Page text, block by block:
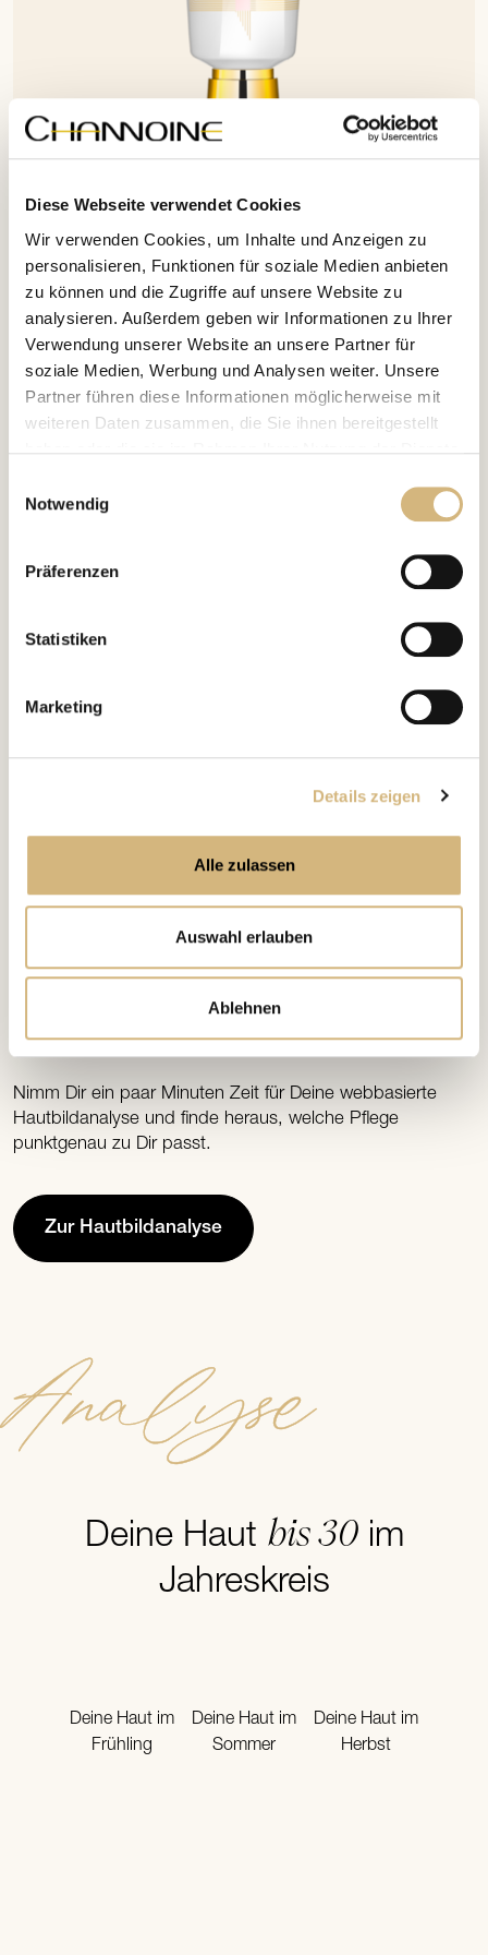
Diese Webseite verwendet Cookies
Wir verwenden Cookies, um Inhalte und Anzeigen zu
personalisieren, Funktionen für soziale Medien anbieten
zu können und die Zugriffe auf unsere Website zu
analysieren. Außerdem geben wir Informationen zu Ihrer
Verwendung unserer Website an unsere Partner für
soziale Medien, Werbung und Analysen weiter. Unsere
Partner führen diese Informationen möglicherweise mit
weiteren Daten zusammen, die Sie ihnen bereitgestellt
und im
mehr darüber, wer wir sind, wie Sie uns
kontaktieren können und wie wir personenbezogene
Notwendig
Präferenzen
Statistiken
Marketing
Details zeigen
Alle zulassen
Auswahl erlauben
Ablehnen
Age BalanceHand Softener Complex
Artikelnr. 17114 · 120 ml
Durch die herausragende bio-kompatible Wirkstoffkombination kann dieses
Präparat umweltbedingte Belastungen ausgleichen, die Zellstruktur regenerieren
und eine strahlend frische Haut an den Händen bewirken. Hochkonzentrierte bio-
aktive ...
€ 52,50
FIND YOUR MATCH
Jetzt Hautbildanalysieren!
Nimm Dir ein paar Minuten Zeit für Deine webbasierte
Hautbildanalyse und finde heraus, welche Pflege
punktgenau zu Dir passt.
Zur Hautbildanalyse
Analyse
Deine Haut bis 30im
Jahreskreis
Deine Haut im
Frühling
Deine Haut im
Sommer
Deine Haut im
Herbst